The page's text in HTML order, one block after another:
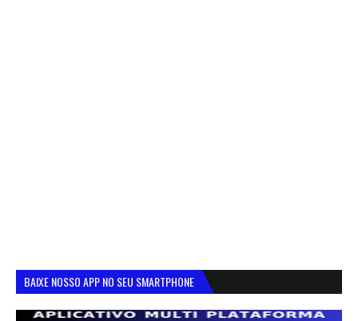
BAIXE NOSSO APP NO SEU SMARTPHONE